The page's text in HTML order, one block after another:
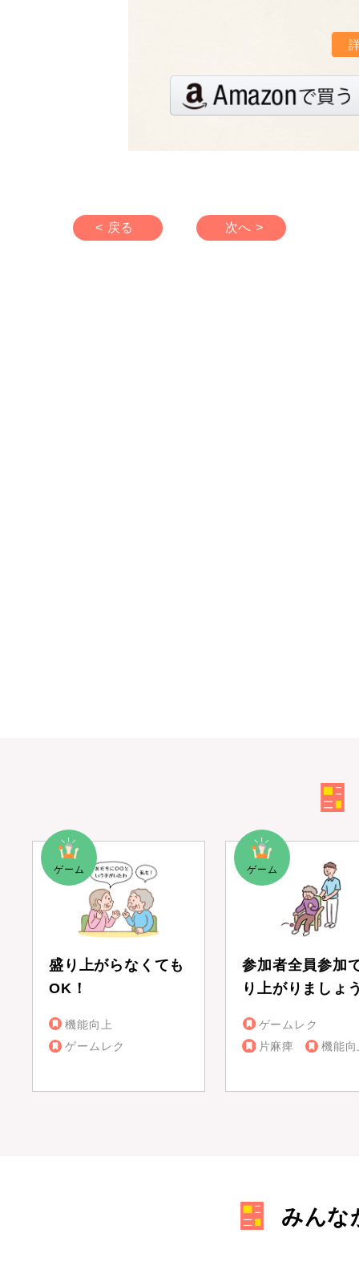
< 戻る 次へ >
盛り上がらなくても
OK！
機能向上
ゲームレク
参加者全員参加
り上がりましょ
ゲームレク
片麻痺
機能向
みんな